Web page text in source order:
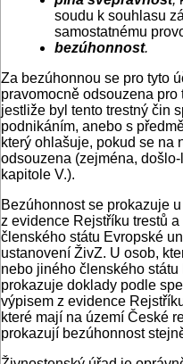
soudu k souhlasu
samostatnému
bezúhonnost.
Za bezúhonnou se pro tyto
pravomocně odsouzena
jestliže byl tento trestný čin
podnikáním, anebo s
který ohlašuje, pokud se na
odsouzena (zejména,
kapitole V.).
Bezúhonnost se prokazuje
z evidence Rejstříku trestů
členského státu Evropské
ustanovení ŽivZ. U osob,
nebo jiného členského
prokazuje doklady podle
výpisem z evidence
které mají na území České
prokazují bezúhonnost